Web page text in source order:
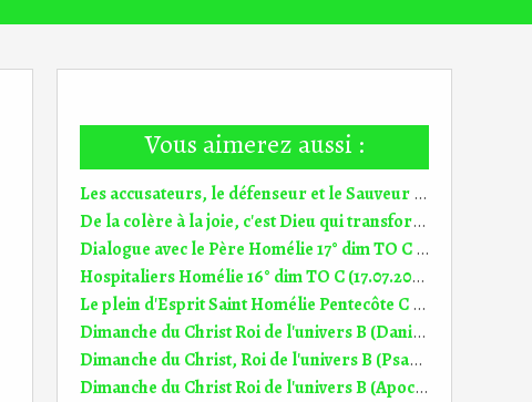
Vous aimerez aussi :
Les accusateurs, le défenseur et le Sauveur Dim Christ, roi de l'univers C (20.11.2022)
De la colère à la joie, c'est Dieu qui transforme 24° dim TO C (11.09.2022)
Dialogue avec le Père Homélie 17° dim TO C (24.07.2022)
Hospitaliers Homélie 16° dim TO C (17.07.2022)
Le plein d'Esprit Saint Homélie Pentecôte C (5.06.2022)
Dimanche du Christ Roi de l'univers B (Daniel 7, 13-14) (DiMail 242)
Dimanche du Christ, Roi de l'univers B (Psaume 92 (93)) (DiMail 601)
Dimanche du Christ Roi de l'univers B (Apocalypse 1, 5-8) (DiMail 431)